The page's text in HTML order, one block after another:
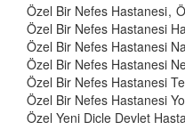
Özel Bir Nefes Hastanesi
Özel Bir Nefes Hastanesi
Özel Bir Nefes Hastanesi
Özel Bir Nefes Hastanesi
Özel Bir Nefes Hastanesi
Özel Bir Nefes Hastanesi
Özel Yeni Dicle Devlet